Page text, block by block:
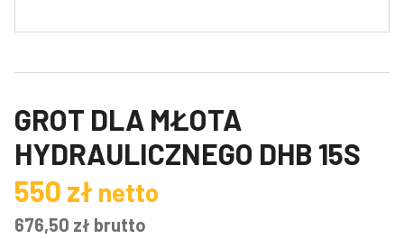
GROT DLA MŁOTA
HYDRAULICZNEGO DHB 15S
550 zł netto
676,50 zł brutto